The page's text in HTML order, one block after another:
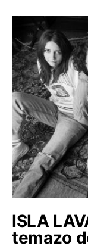
ISLA
temazo